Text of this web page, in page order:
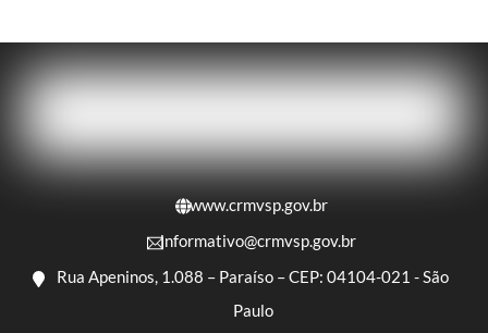
www.crmvsp.gov.br
informativo@crmvsp.gov.br
Rua Apeninos, 1.088 – Paraíso – CEP: 04104-021 - São
Paulo